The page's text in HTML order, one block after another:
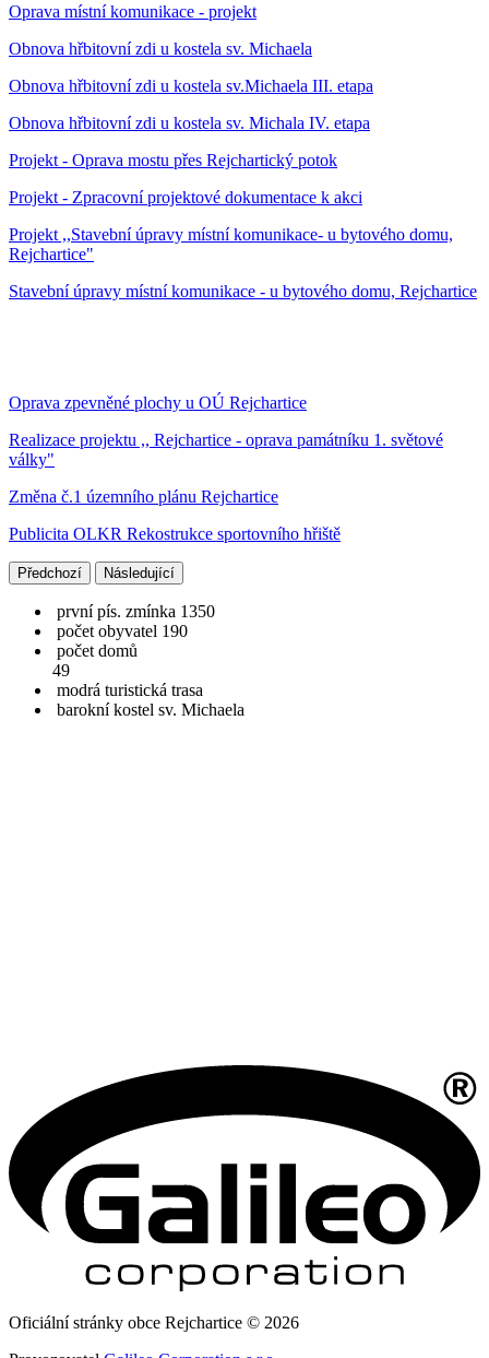
Oprava místní komunikace - projekt
Obnova hřbitovní zdi u kostela sv. Michaela
Obnova hřbitovní zdi u kostela sv.Michaela III. etapa
Obnova hřbitovní zdi u kostela sv. Michala IV. etapa
Projekt - Oprava mostu přes Rejchartický potok
Projekt - Zpracovní projektové dokumentace k akci
Projekt ,,Stavební úpravy místní komunikace- u bytového domu,
Rejchartice"
Stavební úpravy místní komunikace - u bytového domu, Rejchartice
Oprava zpevněné plochy u OÚ Rejchartice
Realizace projektu ,, Rejchartice - oprava památníku 1. světové
války"
Změna č.1 územního plánu Rejchartice
Publicita OLKR Rekostrukce sportovního hřiště
Předchozí Následující
první pís. zmínka 1350
počet obyvatel 190
počet domů
49
modrá turistická trasa
barokní kostel sv. Michaela
Oficiální stránky obce Rejchartice © 2026